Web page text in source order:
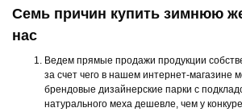
Семь причин купить зимнюю
нас
Ведем прямые продажи продукции
за счет чего в нашем интернет-магазине
брендовые дизайнерские парки с
натурального меха дешевле, чем у